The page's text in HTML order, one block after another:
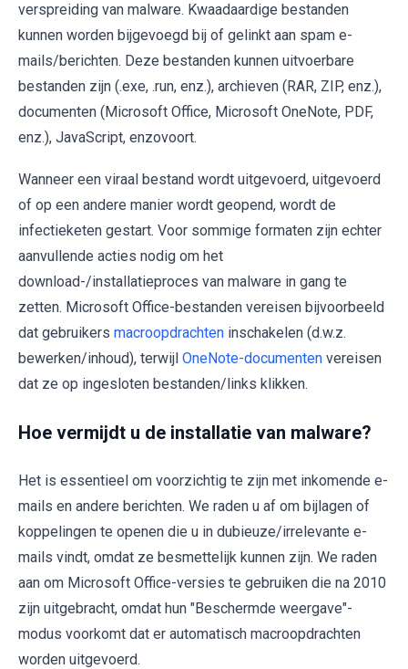
verspreiding van malware. Kwaadaardige bestanden
kunnen worden bijgevoegd bij of gelinkt aan spam e-
mails/berichten. Deze bestanden kunnen uitvoerbare
bestanden zijn (.exe, .run, enz.), archieven (RAR, ZIP, enz.),
documenten (Microsoft Office, Microsoft OneNote, PDF,
enz.), JavaScript, enzovoort.
Wanneer een viraal bestand wordt uitgevoerd, uitgevoerd
of op een andere manier wordt geopend, wordt de
infectieketen gestart. Voor sommige formaten zijn echter
aanvullende acties nodig om het
download-/installatieproces van malware in gang te
zetten. Microsoft Office-bestanden vereisen bijvoorbeeld
dat gebruikers macroopdrachten inschakelen (d.w.z.
bewerken/inhoud), terwijl OneNote-documenten vereisen
dat ze op ingesloten bestanden/links klikken.
Hoe vermijdt u de installatie van malware?
Het is essentieel om voorzichtig te zijn met inkomende e-
mails en andere berichten. We raden u af om bijlagen of
koppelingen te openen die u in dubieuze/irrelevante e-
mails vindt, omdat ze besmettelijk kunnen zijn. We raden
aan om Microsoft Office-versies te gebruiken die na 2010
zijn uitgebracht, omdat hun "Beschermde weergave"-
modus voorkomt dat er automatisch macroopdrachten
worden uitgevoerd.